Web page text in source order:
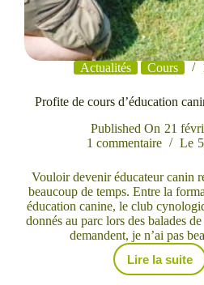
Actualités Cours
Profite de cours d’éducation
Published On 21
1 commentaire
Le
Vouloir devenir éducateur canin
beaucoup de temps. Entre la
éducation canine, le club
donnés au parc lors des balades
demandent, je n’ai pas
Lire la suite
Profite
de